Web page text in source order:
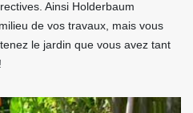
Ainsi Holderbaum
de vos travaux, mais vous
le jardin que vous avez tant